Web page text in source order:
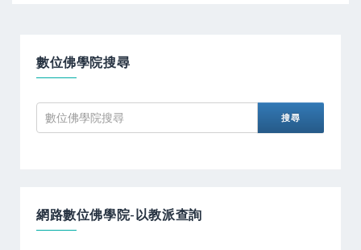
數位佛學院搜尋
網路數位佛學院-以教派查詢